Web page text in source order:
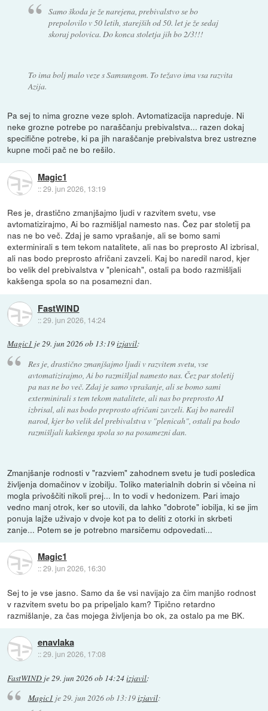
Samo škoda je že narejena, prebivalstvo se bo
prepolovilo v 50 letih, starejših od 50. let je že sedaj
skoraj polovica. Do konca stoletja jih bo 2/3!!!
To ima bolj malo veze s Samsungom. To težavo ima vsa razvita
Azija.
Pa sej to nima grozne veze sploh. Avtomatizacija napreduje. Ni
neke grozne potrebe po naraščanju prebivalstva... razen dokaj
specifične potrebe, ki pa jih naraščanje prebivalstva brez ustrezne
kupne moči pač ne bo rešilo.
Magic1
::29. jun 2026, 13:19
Res je, drastično zmanjšajmo ljudi v razvitem svetu, vse
avtomatizirajmo, Ai bo razmišljal namesto nas. Čez par stoletij pa
nas ne bo več. Zdaj je samo vprašanje, ali se bomo sami
exterminirali s tem tekom natalitete, ali nas bo preprosto AI izbrisal,
ali nas bodo preprosto afričani zavzeli. Kaj bo naredil narod, kjer
bo velik del prebivalstva v "plenicah", ostali pa bodo razmišljali
kakšenga spola so na posamezni dan.
FastWIND
::29. jun 2026, 14:24
Magic1 je29. jun 2026 ob 13:19izjavil:
Res je, drastično zmanjšajmo ljudi v razvitem svetu, vse
avtomatizirajmo, Ai bo razmišljal namesto nas. Čez par stoletij
pa nas ne bo več. Zdaj je samo vprašanje, ali se bomo sami
exterminirali s tem tekom natalitete, ali nas bo preprosto AI
izbrisal, ali nas bodo preprosto afričani zavzeli. Kaj bo naredil
narod, kjer bo velik del prebivalstva v "plenicah", ostali pa bodo
razmišljali kakšenga spola so na posamezni dan.
Zmanjšanje rodnosti v "razviem" zahodnem svetu je tudi posledica
življenja domačinov v izobilju. Toliko materialnih dobrin si včeina ni
mogla privoščiti nikoli prej... In to vodi v hedonizem. Pari imajo
vedno manj otrok, ker so utovili, da lahko "dobrote" iobilja, ki se jim
ponuja lajže uživajo v dvoje kot pa to deliti z otorki in skrbeti
zanje... Potem se je potrebno marsičemu odpovedati...
Magic1
::29. jun 2026, 16:30
Sej to je vse jasno. Samo da še vsi navijajo za čim manjšo rodnost
v razvitem svetu bo pa pripeljalo kam? Tipično retardno
razmišlanje, za čas mojega življenja bo ok, za ostalo pa me BK.
enavlaka
::29. jun 2026, 17:08
FastWIND je29. jun 2026 ob 14:24izjavil:
Magic1 je29. jun 2026 ob 13:19izjavil: